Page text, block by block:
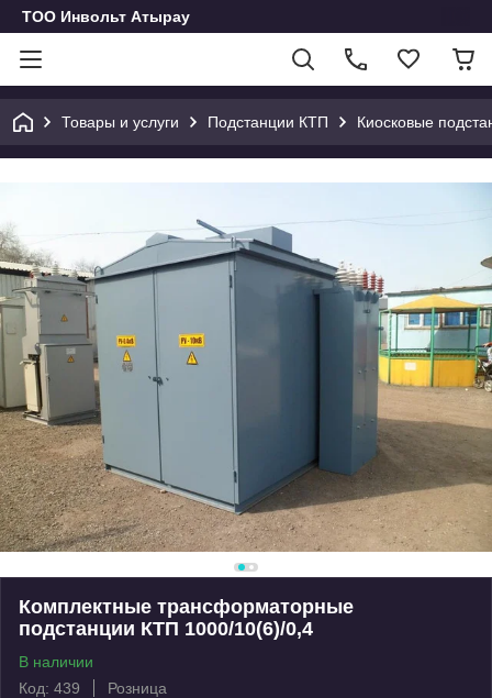
ТОО Инвольт Атырау
Товары и услуги Подстанции КТП Киосковые
Комплектные трансформаторные
подстанции КТП 1000/10(6)/0,4
В наличии
Код: 439
Розница